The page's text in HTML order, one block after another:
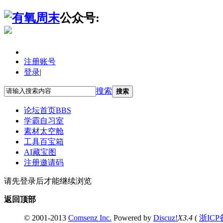
公众号:
注册账号
登录|
搜索 搜索
论坛首页BBS
学霸自习室
素材太空舱
工具百宝箱
AI藏宝图
注册邀请码
请先登录后才能继续浏览
返回顶部
© 2001-2013 Comsenz Inc. Powered by Discuz!X3.4 ( 浙ICP